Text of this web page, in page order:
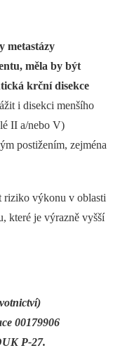
metastázy
měla by být
krční disekce
i disekci menšího
II a/nebo V)
postižením, zejména
riziko výkonu v oblasti
které je výrazně vyšší
00179906
P-27.